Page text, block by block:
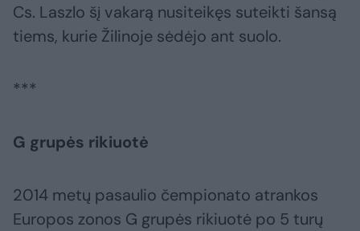
Cs. Laszlo šį vakarą nusiteikęs suteikti šansą
tiems, kurie Žilinoje sėdėjo ant suolo.
***
G grupės rikiuotė
2014 metų pasaulio čempionato atrankos
Europos zonos G grupės rikiuotė po 5 turų